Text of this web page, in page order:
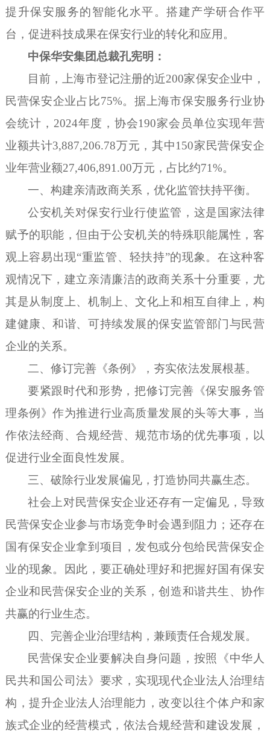
提升保安服务的智能化水平。搭建产学研合作平
台，促进科技成果在保安行业的转化和应用。
中保华安集团总裁孔宪明 ：
目前，上海市登记注册的近200家保安企业中，
民营保安企业占比75%。据上海市保安服务行业协
会统计，2024年度，协会190家会员单位实现年营
业额共计3,887,206.78万元，其中150家民营保安企
业年营业额27,406,891.00万元，占比约71%。
一、构建亲清政商关系，优化监管扶持平衡。
公安机关对保安行业行使监管，这是国家法律
赋予的职能，但由于公安机关的特殊职能属性，客
观上容易出现“重监管、轻扶持”的现象。在这种客
观情况下，建立亲清廉洁的政商关系十分重要，尤
其是从制度上、机制上、文化上和相互自律上，构
建健康、和谐、可持续发展的保安监管部门与民营
企业的关系。
二、修订完善《条例》，夯实依法发展根基。
要紧跟时代和形势，把修订完善《保安服务管
理条例》作为推进行业高质量发展的头等大事，当
作依法经商、合规经营、规范市场的优先事项，以
促进行业全面良性发展。
三、破除行业发展偏见，打造协同共赢生态。
社会上对民营保安企业还存有一定偏见，导致
民营保安企业参与市场竞争时会遇到阻力；还存在
国有保安企业拿到项目，发包或分包给民营保安企
业的现象。因此，要正确处理好和把握好国有保安
企业和民营保安企业的关系，创造和谐共生、协作
共赢的行业生态。
四、完善企业治理结构，兼顾责任合规发展。
民营保安企业要解决自身问题，按照《中华人
民共和国公司法》要求，实现现代企业法人治理结
构，提升企业法人治理能力，改变以往个体户和家
族式企业的经营模式，依法合规经营和建设发展，